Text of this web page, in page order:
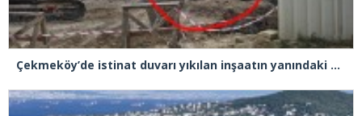
Çekmeköy’de istinat duvarı yıkılan inşaatın yanındaki 5 katlı bina boşaltıldı